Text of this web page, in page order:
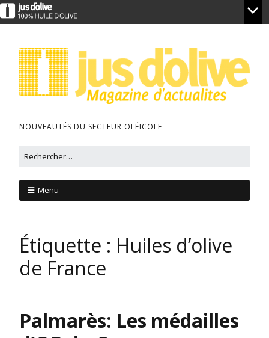
NOUVEAUTÉS DU SECTEUR OLÉICOLE
Menu
Étiquette : Huiles d’olive
de France
Palmarès: Les médailles